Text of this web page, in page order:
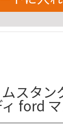
スタン
ford